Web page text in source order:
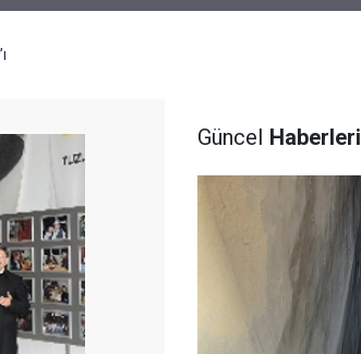
Güncel Haberleri